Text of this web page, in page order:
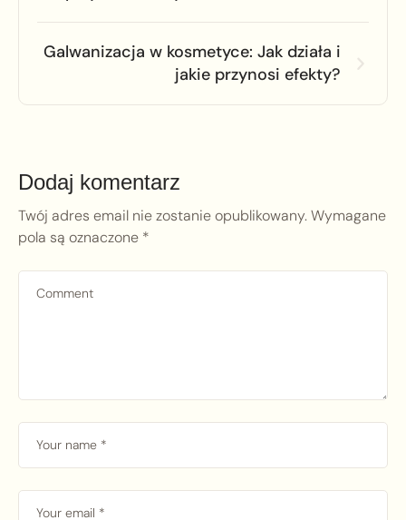
Galwanizacja w kosmetyce: Jak działa i
jakie przynosi efekty?
Dodaj komentarz
Twój adres email nie zostanie opublikowany.Wymagane
pola są oznaczone *